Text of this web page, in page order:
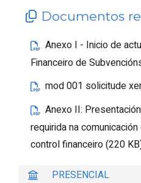
Documentos
Anexo I - Inicio de
Financeiro de
mod 001 solicitude
Anexo II:
requirida na
control financeiro (220
PRESENCIAL